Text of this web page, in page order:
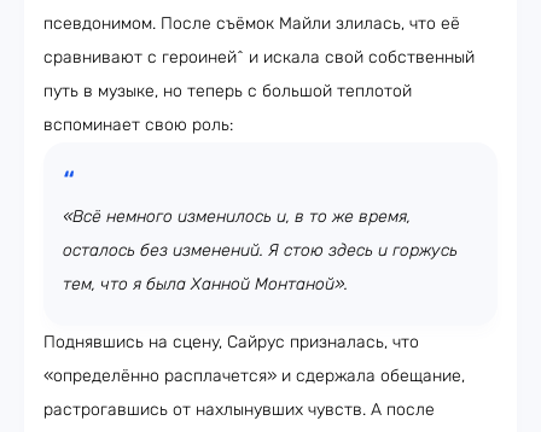
псевдонимом. После съёмок Майли злилась, что её
сравнивают с героиней^ и искала свой собственный
путь в музыке, но теперь с большой теплотой
вспоминает свою роль:
«Всё немного изменилось и, в то же время,
осталось без изменений. Я стою здесь и горжусь
тем, что я была Ханной Монтаной».
Поднявшись на сцену, Сайрус призналась, что
«определённо расплачется» и сдержала обещание,
растрогавшись от нахлынувших чувств. А после